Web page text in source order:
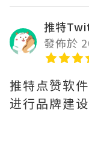
推特
發佈於
推特点赞软
进行品牌建设